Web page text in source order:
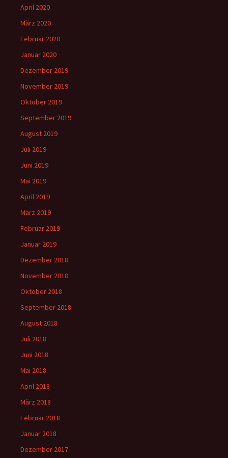
April 2020
März 2020
Februar 2020
Januar 2020
Dezember 2019
November 2019
Oktober 2019
September 2019
August 2019
Juli 2019
Juni 2019
Mai 2019
April 2019
März 2019
Februar 2019
Januar 2019
Dezember 2018
November 2018
Oktober 2018
September 2018
August 2018
Juli 2018
Juni 2018
Mai 2018
April 2018
März 2018
Februar 2018
Januar 2018
Dezember 2017